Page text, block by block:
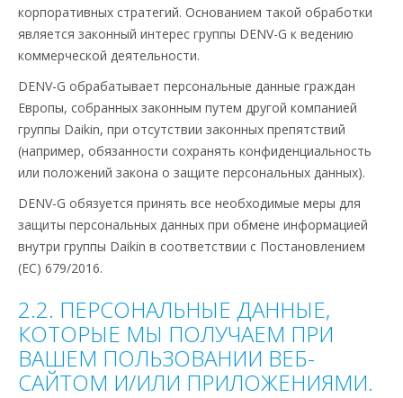
корпоративных стратегий. Основанием такой обработки
является законный интерес группы DENV-G к ведению
коммерческой деятельности.
DENV-G обрабатывает персональные данные граждан
Европы, собранных законным путем другой компанией
группы Daikin, при отсутствии законных препятствий
(например, обязанности сохранять конфиденциальность
или положений закона о защите персональных данных).
DENV-G обязуется принять все необходимые меры для
защиты персональных данных при обмене информацией
внутри группы Daikin в соответствии с Постановлением
(ЕС) 679/2016.
2.2. ПЕРСОНАЛЬНЫЕ ДАННЫЕ,
КОТОРЫЕ МЫ ПОЛУЧАЕМ ПРИ
ВАШЕМ ПОЛЬЗОВАНИИ ВЕБ-
САЙТОМ И/ИЛИ ПРИЛОЖЕНИЯМИ.